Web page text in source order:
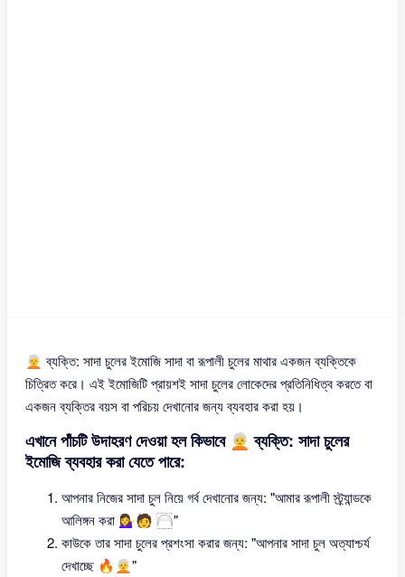
🧑‍🦳 ব্যক্তি: সাদা চুলের ইমোজি সাদা বা রূপালী চুলের মাথার একজন ব্যক্তিকে
চিত্রিত করে। এই ইমোজিটি প্রায়শই সাদা চুলের লোকেদের প্রতিনিধিত্ব করতে বা
একজন ব্যক্তির বয়স বা পরিচয় দেখানোর জন্য ব্যবহার করা হয়।
এখানে পাঁচটি উদাহরণ দেওয়া হল কিভাবে 🧑‍🦳 ব্যক্তি: সাদা চুলের
ইমোজি ব্যবহার করা যেতে পারে:
আপনার নিজের সাদা চুল নিয়ে গর্ব দেখানোর জন্য: "আমার রূপালী স্ট্র্যান্ডকে
আলিঙ্গন করা 💁‍♀️🧑 ‍🦳"
কাউকে তার সাদা চুলের প্রশংসা করার জন্য: "আপনার সাদা চুল অত্যাশ্চর্য
দেখাচ্ছে 🔥🧑‍🦳"